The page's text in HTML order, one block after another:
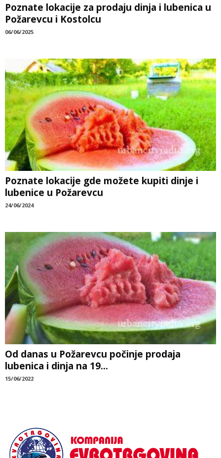
Poznate lokacije za prodaju dinja i lubenica u
Požarevcu i Kostolcu
06/06/2025
Poznate lokacije gde možete kupiti dinje i
lubenice u Požarevcu
24/06/2024
Od danas u Požarevcu počinje prodaja
lubenica i dinja na 19...
15/06/2022